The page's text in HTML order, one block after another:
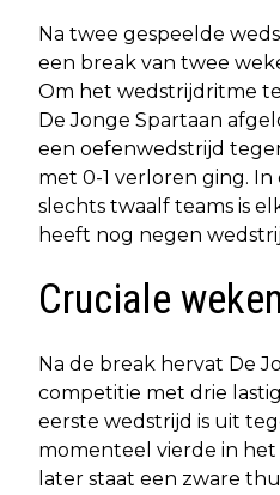
Na twee gespeelde
een break van twee
Om het wedstrijdritme
De Jonge Spartaan
een oefenwedstrijd
met 0-1 verloren ging.
slechts twaalf teams is
heeft nog negen
Cruciale weken
Na de break hervat De
competitie met drie
eerste wedstrijd is uit
momenteel vierde in
later staat een zware